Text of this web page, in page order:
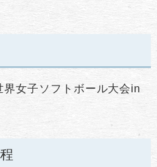
女子ソフトボール大会in